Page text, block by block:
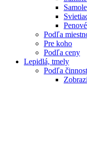
Podľa
Pre koho
Podľa ceny
Lepidlá, tmely
Podľa